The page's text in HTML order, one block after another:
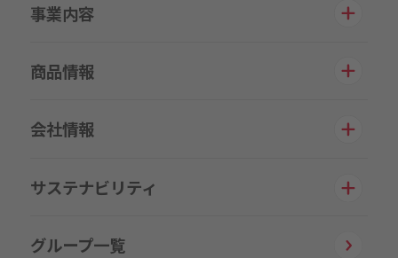
事業内容
商品情報
会社情報
サステナビリティ
グループ一覧